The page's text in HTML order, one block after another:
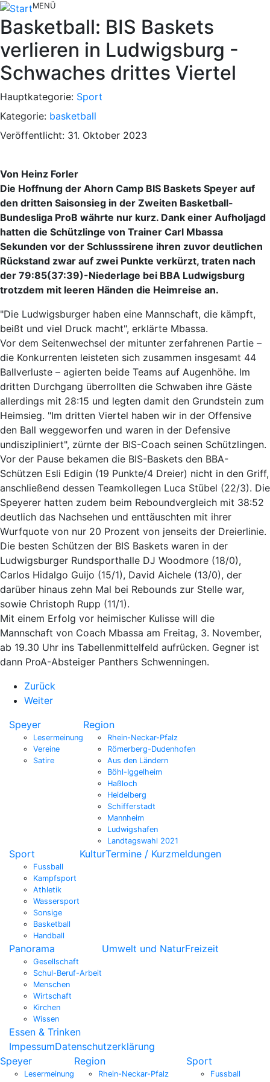
MENÜ
Basketball: BIS Baskets
verlieren in Ludwigsburg -
Schwaches drittes Viertel
Hauptkategorie: Sport
Kategorie: basketball
Veröffentlicht: 31. Oktober 2023
Von Heinz Forler
Die Hoffnung der Ahorn Camp BIS Baskets Speyer auf
den dritten Saisonsieg in der Zweiten Basketball-
Bundesliga ProB währte nur kurz. Dank einer Aufholjagd
hatten die Schützlinge von Trainer Carl Mbassa
Sekunden vor der Schlusssirene ihren zuvor deutlichen
Rückstand zwar auf zwei Punkte verkürzt, traten nach
der 79:85(37:39)-Niederlage bei BBA Ludwigsburg
trotzdem mit leeren Händen die Heimreise an.
"Die Ludwigsburger haben eine Mannschaft, die kämpft,
beißt und viel Druck macht", erklärte Mbassa.
Vor dem Seitenwechsel der mitunter zerfahrenen Partie –
die Konkurrenten leisteten sich zusammen insgesamt 44
Ballverluste – agierten beide Teams auf Augenhöhe. Im
dritten Durchgang überrollten die Schwaben ihre Gäste
allerdings mit 28:15 und legten damit den Grundstein zum
Heimsieg. "Im dritten Viertel haben wir in der Offensive
den Ball weggeworfen und waren in der Defensive
undiszipliniert", zürnte der BIS-Coach seinen Schützlingen.
Vor der Pause bekamen die BIS-Baskets den BBA-
Schützen Esli Edigin (19 Punkte/4 Dreier) nicht in den Griff,
anschließend dessen Teamkollegen Luca Stübel (22/3). Die
Speyerer hatten zudem beim Reboundvergleich mit 38:52
deutlich das Nachsehen und enttäuschten mit ihrer
Wurfquote von nur 20 Prozent von jenseits der Dreierlinie.
Die besten Schützen der BIS Baskets waren in der
Ludwigsburger Rundsporthalle DJ Woodmore (18/0),
Carlos Hidalgo Guijo (15/1), David Aichele (13/0), der
darüber hinaus zehn Mal bei Rebounds zur Stelle war,
sowie Christoph Rupp (11/1).
Mit einem Erfolg vor heimischer Kulisse will die
Mannschaft von Coach Mbassa am Freitag, 3. November,
ab 19.30 Uhr ins Tabellenmittelfeld aufrücken. Gegner ist
dann ProA-Absteiger Panthers Schwenningen.
Zurück
Weiter
Speyer
Lesermeinung
Vereine
Satire
Region
Rhein-Neckar-Pfalz
Römerberg-Dudenhofen
Aus den Ländern
Böhl-Iggelheim
Haßloch
Heidelberg
Schifferstadt
Mannheim
Ludwigshafen
Landtagswahl 2021
Sport
Fussball
Kampfsport
Athletik
Wassersport
Sonsige
Basketball
Handball
KulturTermine / Kurzmeldungen
Panorama
Gesellschaft
Schul-Beruf-Arbeit
Menschen
Wirtschaft
Kirchen
Wissen
Umwelt und NaturFreizeit
Essen & Trinken
ImpessumDatenschutzerklärung
Speyer
Lesermeinung
Region
Rhein-Neckar-Pfalz
Sport
Fussball